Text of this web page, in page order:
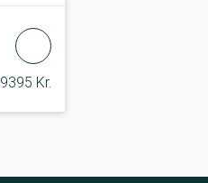
9395 Kr.